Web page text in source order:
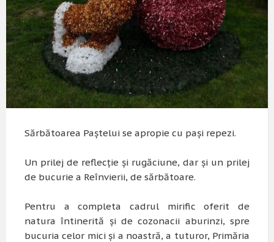
Sărbătoarea Paștelui se apropie cu pași repezi.
Un prilej de reflecție și rugăciune, dar și un prilej
de bucurie a Reînvierii, de sărbătoare.
Pentru a completa cadrul mirific oferit de
natura întinerită și de cozonacii aburinzi, spre
bucuria celor mici și a noastră, a tuturor, Primăria